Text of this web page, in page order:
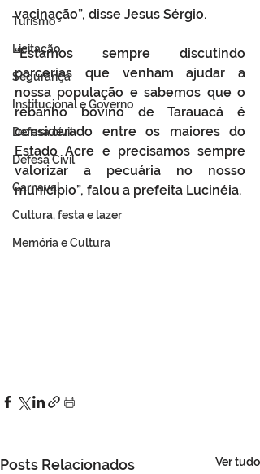
Turismo
Licitação
Segurança
Institucional e Governo
Defesa cívil
Defesa Civil
Carnaval
Cultura, festa e lazer
Memória e Cultura
vacinação”, disse Jesus Sérgio.
“Estamos sempre discutindo
parcerias que venham ajudar a
nossa população e sabemos que o
rebanho bovino de Tarauacá é
considerado entre os maiores do
Estado Acre e precisamos sempre
valorizar a pecuária no nosso
munícipio”, falou a prefeita Lucinéia.
Posts Relacionados Ver tudo